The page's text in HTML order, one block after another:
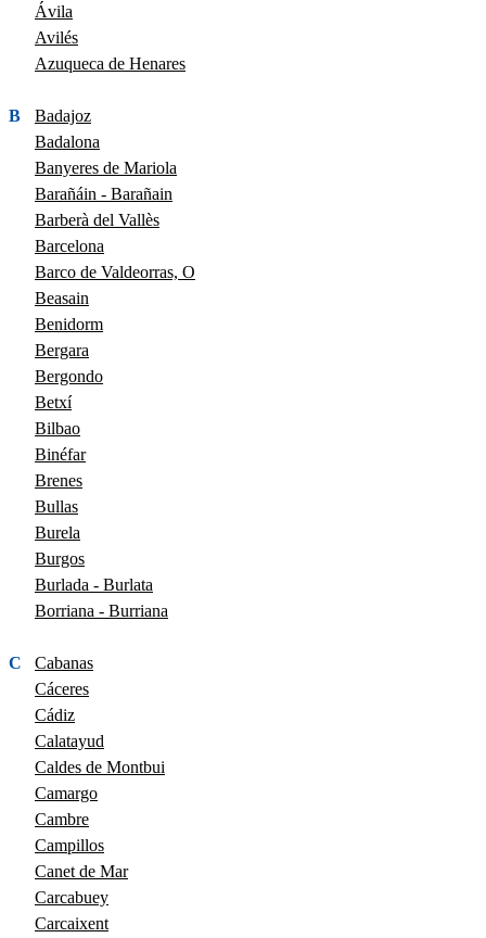
Ávila
Avilés
Azuqueca de Henares
B
Badajoz
Badalona
Banyeres de Mariola
Barañáin - Barañain
Barberà del Vallès
Barcelona
Barco de Valdeorras, O
Beasain
Benidorm
Bergara
Bergondo
Betxí
Bilbao
Binéfar
Brenes
Bullas
Burela
Burgos
Burlada - Burlata
Borriana - Burriana
C
Cabanas
Cáceres
Cádiz
Calatayud
Caldes de Montbui
Camargo
Cambre
Campillos
Canet de Mar
Carcabuey
Carcaixent